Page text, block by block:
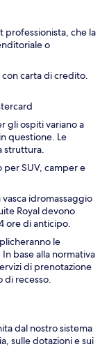
professionista, che la
o
carta di credito.
gli ospiti variano a
questione. Le
struttura.
SUV, camper e
idromassaggio
Royal devono
ore di anticipo.
le
base alla normativa
di prenotazione
di recesso.
dal nostro sistema
sulle dotazioni e sui